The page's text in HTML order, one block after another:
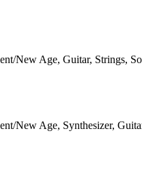
New Age, Guitar, Strings,
New Age, Synthesizer,